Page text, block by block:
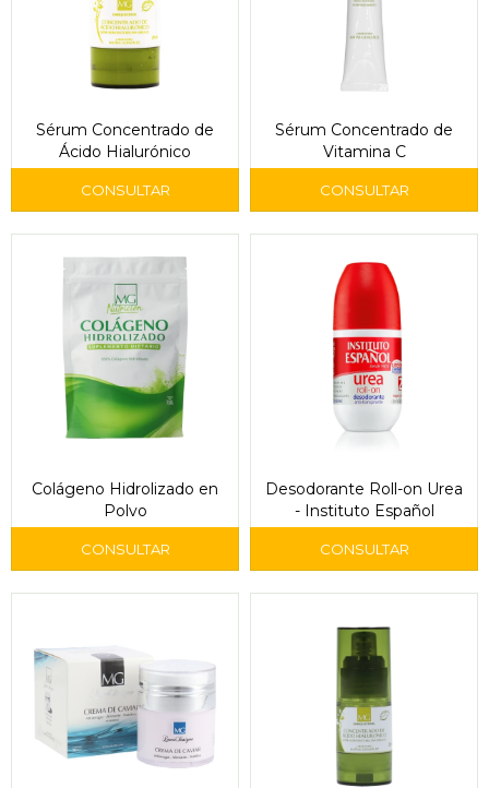
Sérum Concentrado de
Ácido Hialurónico
Sérum Concentrado de
Vitamina C
Colágeno Hidrolizado en
Polvo
Desodorante Roll-on Urea
- Instituto Español